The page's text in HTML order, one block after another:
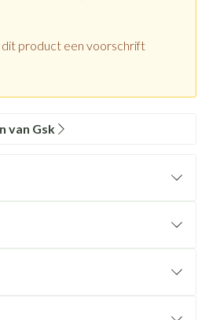
product een voorschrift
van Gsk